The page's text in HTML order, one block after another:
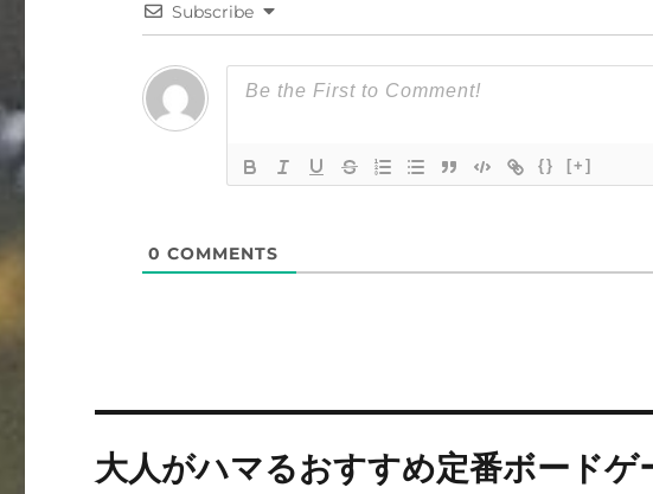
Subscribe
{} [+]
0 COMMENTS
大人がハマるおすすめ定番ボード